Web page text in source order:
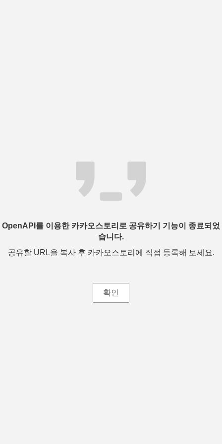
OpenAPI를 이용한 카카오스토리로 공유하기 기능이 종료되었
습니다.
공유할 URL을 복사 후 카카오스토리에 직접 등록해 보세요.
확인